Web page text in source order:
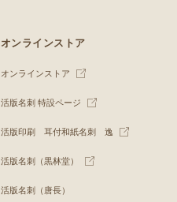
オンラインストア
オンラインストア
活版名刺 特設ページ
活版印刷 耳付和紙名刺 逸
活版名刺（黒林堂）
活版名刺（唐長）